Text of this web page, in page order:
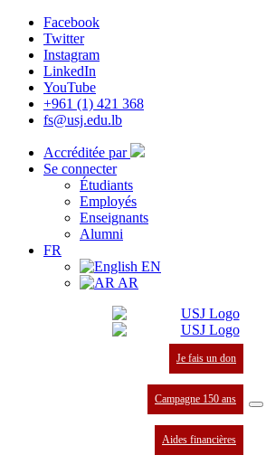
Facebook
Twitter
Instagram
LinkedIn
YouTube
+961 (1) 421 368
fs@usj.edu.lb
Accréditée par
Se connecter
Étudiants
Employés
Enseignants
Alumni
FR
EN
AR
Je fais un don
Campagne 150 ans
Aides financières